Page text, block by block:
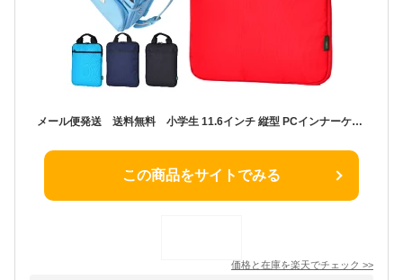
メール便発送 送料無料 小学生 11.6インチ 縦型 PCインナーケース タブレットケース ランドセル 16008 キッズ Country Field カントリーフィールド PCバッグ インナーバッグ 軽量 タブレット収納 パソコンバッグ GIGAスクール構想対応商品 タブレット クッションケース
この商品をサイトでみる
価格と在庫を楽天でチェック >>